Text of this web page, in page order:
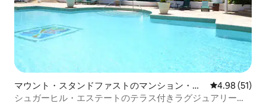
マウント・スタンドファストのマンション・ア
パート
レビュー51
4.98 (51)
シュガーヒル・エステートのテラス付きラグジュアリーペ